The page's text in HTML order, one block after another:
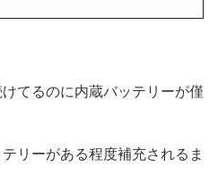
てるのに内蔵バッテリーが僅
リーがある程度補充されるま